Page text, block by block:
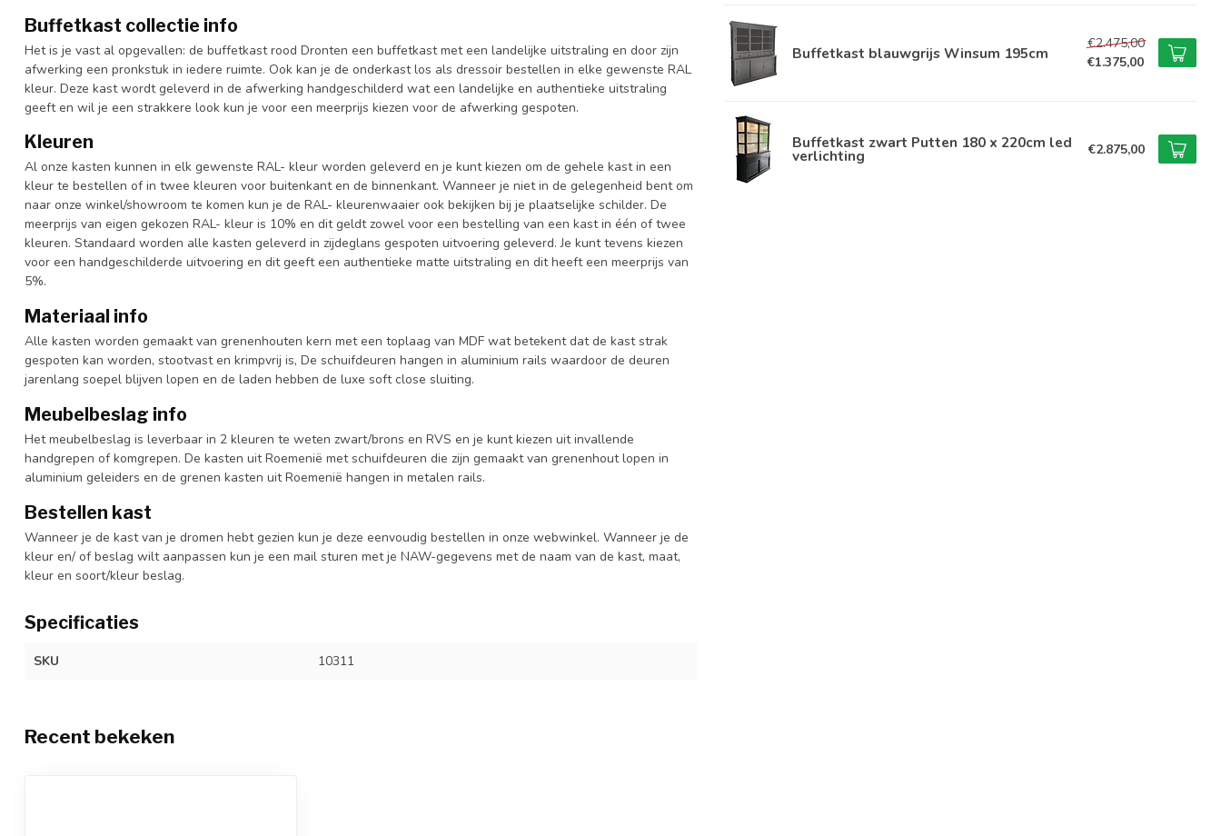
Buffetkast collectie info
Het is je vast al opgevallen: de buffetkast rood Dronten een buffetkast met een landelijke uitstraling en door zijn
afwerking een pronkstuk in iedere ruimte. Ook kan je de onderkast los als dressoir bestellen in elke gewenste RAL
kleur. Deze kast wordt geleverd in de afwerking handgeschilderd wat een landelijke en authentieke uitstraling
geeft en wil je een strakkere look kun je voor een meerprijs kiezen voor de afwerking gespoten.
Kleuren
Al onze kasten kunnen in elk gewenste RAL- kleur worden geleverd en je kunt kiezen om de gehele kast in een
kleur te bestellen of in twee kleuren voor buitenkant en de binnenkant. Wanneer je niet in de gelegenheid bent om
naar onze winkel/showroom te komen kun je de RAL- kleurenwaaier ook bekijken bij je plaatselijke schilder. De
meerprijs van eigen gekozen RAL- kleur is 10% en dit geldt zowel voor een bestelling van een kast in één of twee
kleuren. Standaard worden alle kasten geleverd in zijdeglans gespoten uitvoering geleverd. Je kunt tevens kiezen
voor een handgeschilderde uitvoering en dit geeft een authentieke matte uitstraling en dit heeft een meerprijs van
5%.
Materiaal info
Alle kasten worden gemaakt van grenenhouten kern met een toplaag van MDF wat betekent dat de kast strak
gespoten kan worden, stootvast en krimpvrij is, De schuifdeuren hangen in aluminium rails waardoor de deuren
jarenlang soepel blijven lopen en de laden hebben de luxe soft close sluiting.
Meubelbeslag info
Het meubelbeslag is leverbaar in 2 kleuren te weten zwart/brons en RVS en je kunt kiezen uit invallende
handgrepen of komgrepen. De kasten uit Roemenië met schuifdeuren die zijn gemaakt van grenenhout lopen in
aluminium geleiders en de grenen kasten uit Roemenië hangen in metalen rails.
Bestellen kast
Wanneer je de kast van je dromen hebt gezien kun je deze eenvoudig bestellen in onze webwinkel. Wanneer je de
kleur en/ of beslag wilt aanpassen kun je een mail sturen met je NAW-gegevens met de naam van de kast, maat,
kleur en soort/kleur beslag.
Specificaties
SKU 10311
Buffetkast blauwgrijs Winsum 195cm
€2.475,00
€1.375,00
Buffetkast zwart Putten 180 x 220cm led
verlichting €2.875,00
Recent bekeken